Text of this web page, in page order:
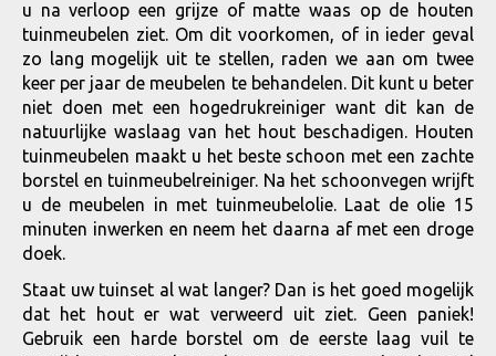
u na verloop een grijze of matte waas op de houten
tuinmeubelen ziet. Om dit voorkomen, of in ieder geval
zo lang mogelijk uit te stellen, raden we aan om twee
keer per jaar de meubelen te behandelen. Dit kunt u beter
niet doen met een hogedrukreiniger want dit kan de
natuurlijke waslaag van het hout beschadigen. Houten
tuinmeubelen maakt u het beste schoon met een zachte
borstel en tuinmeubelreiniger. Na het schoonvegen wrijft
u de meubelen in met tuinmeubelolie. Laat de olie 15
minuten inwerken en neem het daarna af met een droge
doek.
Staat uw tuinset al wat langer? Dan is het goed mogelijk
dat het hout er wat verweerd uit ziet. Geen paniek!
Gebruik een harde borstel om de eerste laag vuil te